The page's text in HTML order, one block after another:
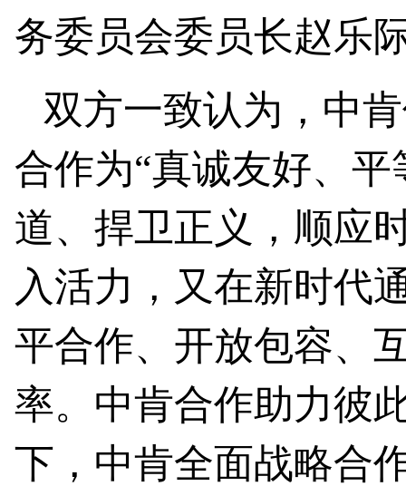
务委员会委员长赵乐
双方一致认为，中
合作为“真诚友好、
道、捍卫正义，顺应
入活力，又在新时代
平合作、开放包容、
率。中肯合作助力彼
下，中肯全面战略合